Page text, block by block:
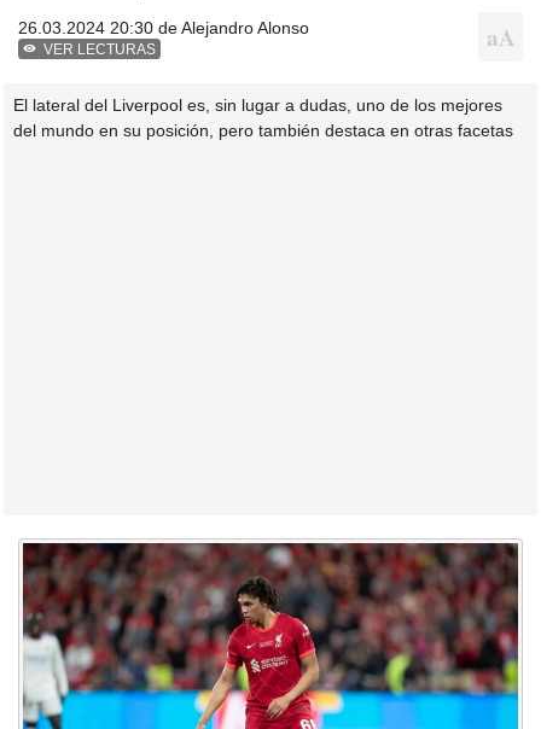
26.03.2024 20:30 deAlejandro Alonso
VER LECTURAS
El lateral del Liverpool es, sin lugar a dudas, uno de los mejores
del mundo en su posición, pero también destaca en otras facetas